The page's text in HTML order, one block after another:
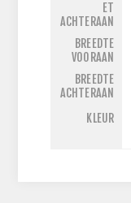
ET
ACHTERAAN
BREEDTE
VOORAAN
BREEDTE
ACHTERAAN
KLEUR